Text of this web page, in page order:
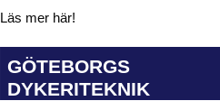
Läs mer här!
GÖTEBORGS
DYKERITEKNIK